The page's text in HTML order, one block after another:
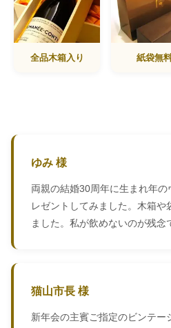
全品木箱入り 紙袋無
ゆみ 様
両親の結婚30周年に生まれ年
レゼントしてみました。木箱や
ました。私が飲めないのが残念
猫山市長 様
新年会の主賓ご指定のビンテー